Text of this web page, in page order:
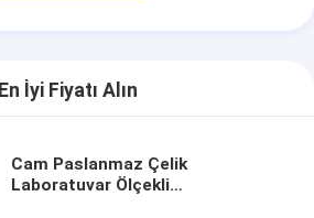
En İyi Fiyatı Alın
Cam Paslanmaz Çelik
Laboratuvar Ölçekli